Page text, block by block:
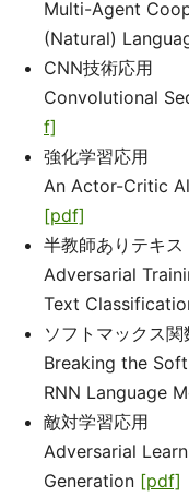
Multi-Agent
(Natural)
CNN技術応用
Convolutional
f]
強化学習応用
An Actor-Critic
[pdf]
半教師ありテキス
Adversarial
Text
ソフトマックス
Breaking the
RNN Language
敵対学習応用
Adversarial
Generation [pdf]